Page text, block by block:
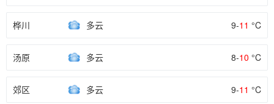
桦川 多云 9-11 °C
汤原 多云 8-10 °C
郊区 多云 9-11 °C